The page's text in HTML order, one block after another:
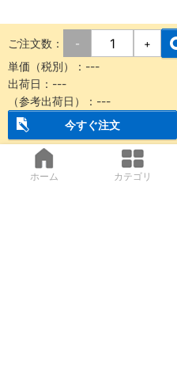
ご注文数： - +
単価（税別）： ---
出荷日： ---
（参考出荷日）： ---
今すぐ注文
ホーム カテゴリ